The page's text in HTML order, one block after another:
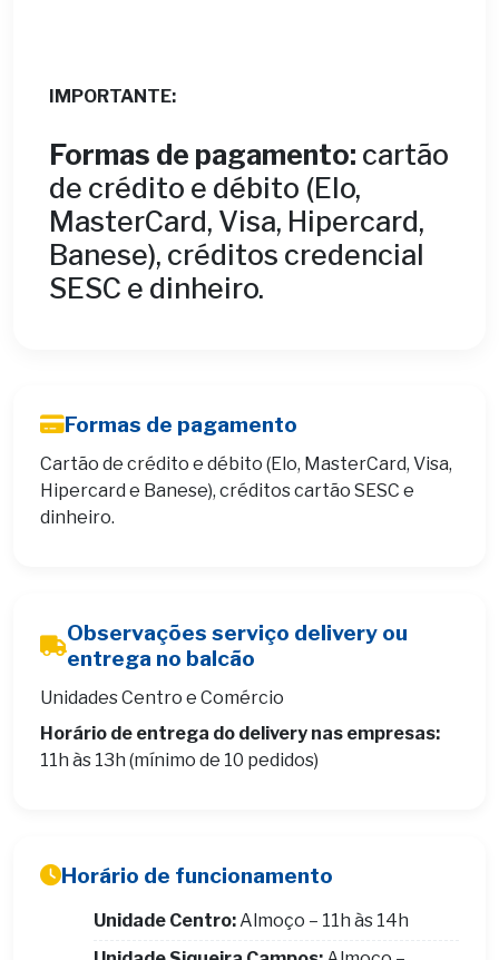
IMPORTANTE:
Formas de pagamento: cartão
de crédito e débito (Elo,
MasterCard, Visa, Hipercard,
Banese), créditos credencial
SESC e dinheiro.
Formas de pagamento
Cartão de crédito e débito (Elo, MasterCard, Visa,
Hipercard e Banese), créditos cartão SESC e
dinheiro.
Observações serviço delivery ou
entrega no balcão
Unidades Centro e Comércio
Horário de entrega do delivery nas empresas:
11h às 13h (mínimo de 10 pedidos)
Horário de funcionamento
Unidade Centro: Almoço – 11h às 14h